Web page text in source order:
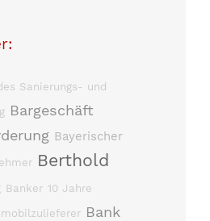
Sanierungs- und
Bargeschäft
Bayerischer
Berthold
Banker 10 Jahre
Bank